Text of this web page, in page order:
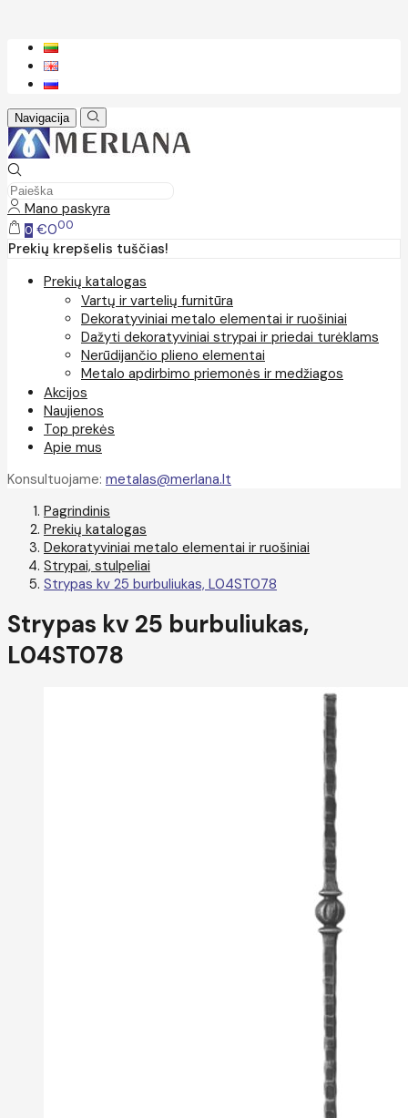
Navigacija
Mano paskyra
0 €000
Prekių krepšelis tuščias!
Prekių katalogas
Vartų ir vartelių furnitūra
Dekoratyviniai metalo elementai ir ruošiniai
Dažyti dekoratyviniai strypai ir priedai turėklams
Nerūdijančio plieno elementai
Metalo apdirbimo priemonės ir medžiagos
Akcijos
Naujienos
Top prekės
Apie mus
Konsultuojame: metalas@merlana.lt
Pagrindinis
Prekių katalogas
Dekoratyviniai metalo elementai ir ruošiniai
Strypai, stulpeliai
Strypas kv 25 burbuliukas, L04ST078
Strypas kv 25 burbuliukas,
L04ST078